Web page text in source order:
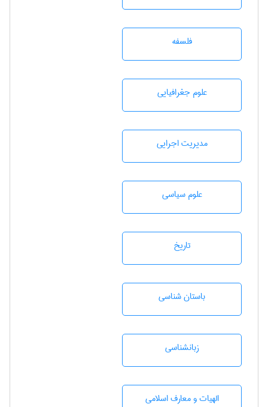
فلسفه
علوم جغرافيايی
مديريت اجرايی
علوم سياسی
تاريخ
باستان شناسی
زبانشناسی
الهیات و معارف اسلامی